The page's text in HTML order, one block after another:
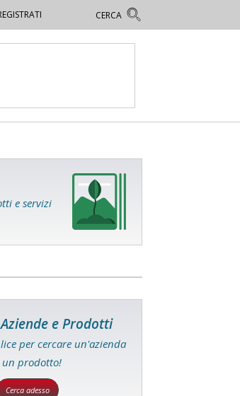
e servizi
e Prodotti
per cercare un'azienda
un prodotto!
Cerca adesso